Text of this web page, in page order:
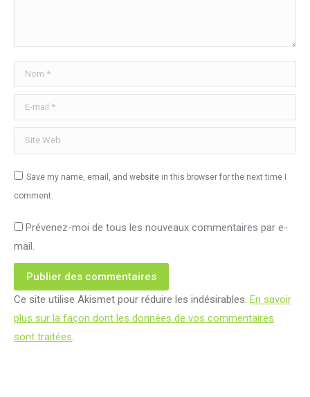
Nom *
E-mail *
Site Web
Save my name, email, and website in this browser for the next time I
comment.
Prévenez-moi de tous les nouveaux commentaires par e-
mail.
Publier des commentaires
Ce site utilise Akismet pour réduire les indésirables. En savoir
plus sur la façon dont les données de vos commentaires
sont traitées.